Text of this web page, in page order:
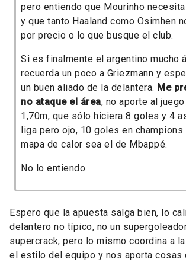
pero entiendo que Mourinho
y que tanto Haaland como Osimhen
por precio o lo que busque el club.
Si es finalmente el argentino mucho
recuerda un poco a Griezmann y
un buen aliado de la delantera. Me
no ataque el área, no aporte al
1,70m, que sólo hiciera 8 goles y 4
liga pero ojo, 10 goles en champions
mapa de calor sea el de Mbappé.
No lo entiendo.
Espero que la apuesta salga bien, lo
delantero no típico, no un
supercrack, pero lo mismo coordina a
el estilo del equipo y nos aporta cosas